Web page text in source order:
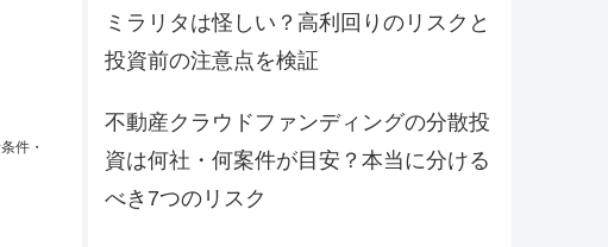
件・
ミラリタは怪しい？高利回りのリスクと
投資前の注意点を検証
不動産クラウドファンディングの分散投
資は何社・何案件が目安？本当に分ける
べき7つのリスク